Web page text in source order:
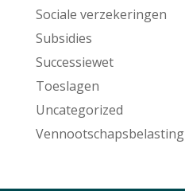
Sociale verzekeringen
Subsidies
Successiewet
Toeslagen
Uncategorized
Vennootschapsbelasting